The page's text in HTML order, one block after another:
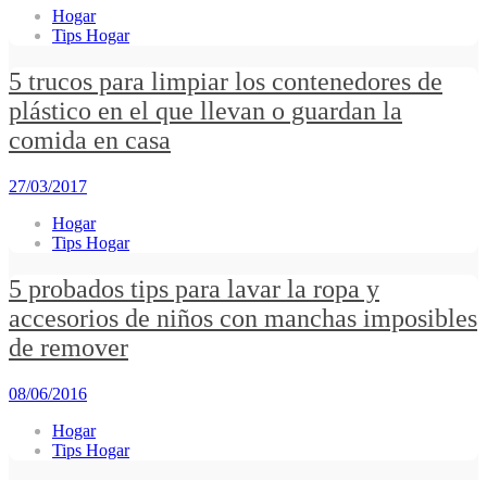
Hogar
Tips Hogar
5 trucos para limpiar los contenedores de
plástico en el que llevan o guardan la
comida en casa
27/03/2017
Hogar
Tips Hogar
5 probados tips para lavar la ropa y
accesorios de niños con manchas imposibles
de remover
08/06/2016
Hogar
Tips Hogar